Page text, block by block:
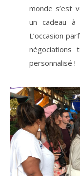
monde s’est
un cadeau
L’occasion
négociations
personnalisé !